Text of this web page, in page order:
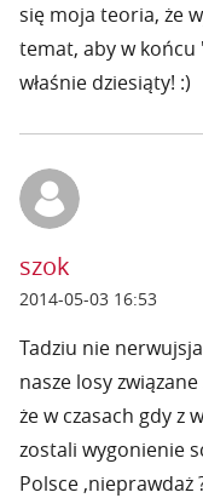
się moja teoria, że
temat, aby w końcu
właśnie dziesiąty! :)
szok
2014-05-03 16:53
Tadziu nie
nasze losy
że w czasach gdy z
zostali wygonienie
Polsce ,nieprawdaż